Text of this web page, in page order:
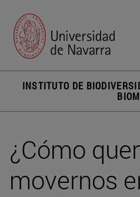
INSTITUTO DE
¿Cómo
movernos